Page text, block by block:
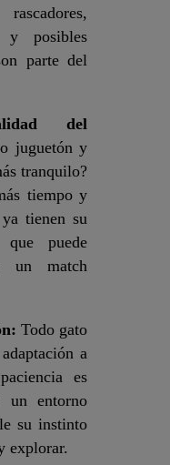
y posibles
parte del
del
juguetón y
tranquilo?
tiempo y
tienen su
puede
un match
Todo gato
a
es
un entorno
su instinto
explorar.